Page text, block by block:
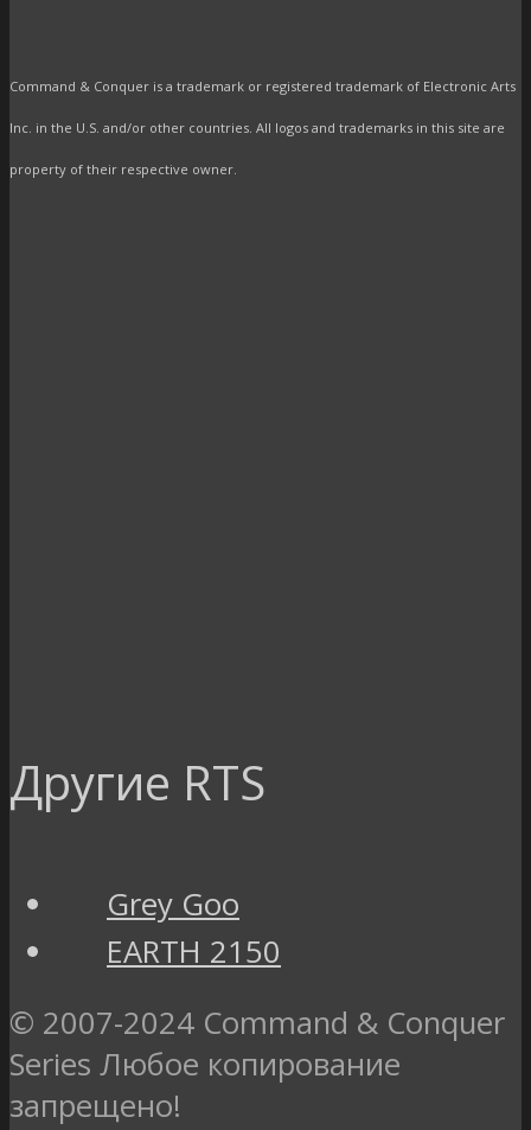
Command & Conquer is a trademark or registered trademark of Electronic Arts
Inc. in the U.S. and/or other countries. All logos and trademarks in this site are
property of their respective owner.
Другие RTS
Grey Goo
EARTH 2150
© 2007-2024 Command & Conquer
Series Любое копирование
запрещено!